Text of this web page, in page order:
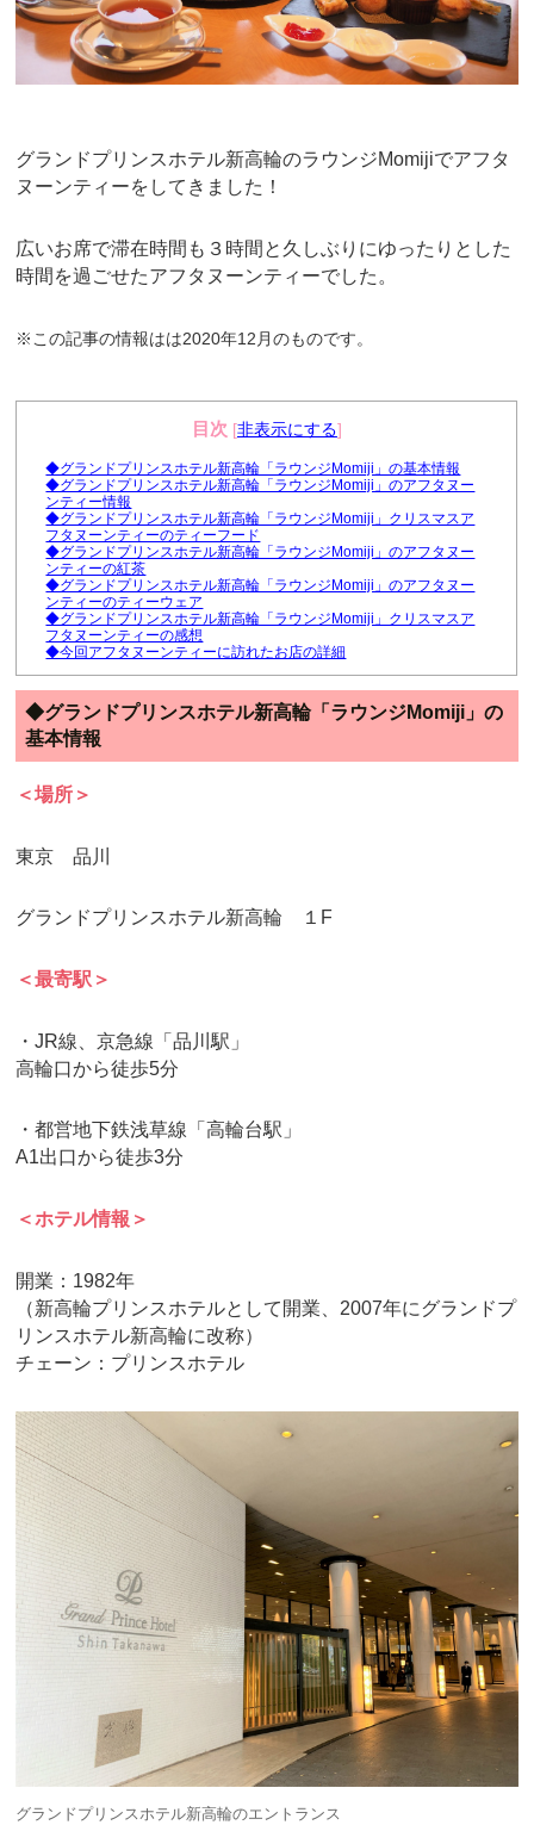
グランドプリンスホテル新高輪のラウンジMomijiでアフタ
ヌーンティーをしてきました！
広いお席で滞在時間も３時間と久しぶりにゆったりとした
時間を過ごせたアフタヌーンティーでした。
※この記事の情報はは2020年12月のものです。
目次 [非表示にする]
◆グランドプリンスホテル新高輪「ラウンジMomiji」の基本情報
◆グランドプリンスホテル新高輪「ラウンジMomiji」のアフタヌー
ンティー情報
◆グランドプリンスホテル新高輪「ラウンジMomiji」クリスマスア
フタヌーンティーのティーフード
◆グランドプリンスホテル新高輪「ラウンジMomiji」のアフタヌー
ンティーの紅茶
◆グランドプリンスホテル新高輪「ラウンジMomiji」のアフタヌー
ンティーのティーウェア
◆グランドプリンスホテル新高輪「ラウンジMomiji」クリスマスア
フタヌーンティーの感想
◆今回アフタヌーンティーに訪れたお店の詳細
◆グランドプリンスホテル新高輪「ラウンジMomiji」の
基本情報
＜場所＞
東京 品川
グランドプリンスホテル新高輪 １F
＜最寄駅＞
・JR線、京急線「品川駅」
高輪口から徒歩5分
・都営地下鉄浅草線「高輪台駅」
A1出口から徒歩3分
＜ホテル情報＞
開業：1982年
（新高輪プリンスホテルとして開業、2007年にグランドプ
リンスホテル新高輪に改称）
チェーン：プリンスホテル
グランドプリンスホテル新高輪のエントランス